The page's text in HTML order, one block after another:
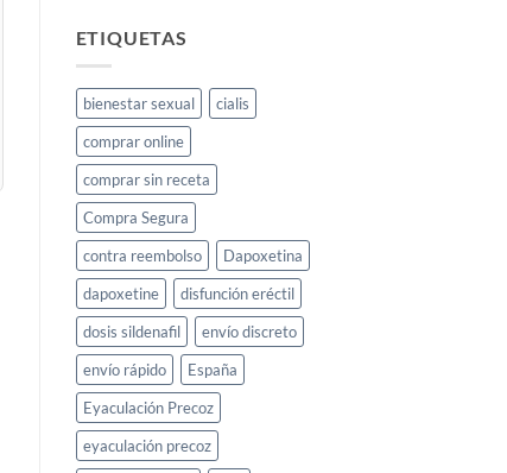
ETIQUETAS
bienestar sexual
cialis
comprar online
comprar sin receta
Compra Segura
contra reembolso
Dapoxetina
dapoxetine
disfunción eréctil
dosis sildenafil
envío discreto
envío rápido
España
Eyaculación Precoz
eyaculación precoz